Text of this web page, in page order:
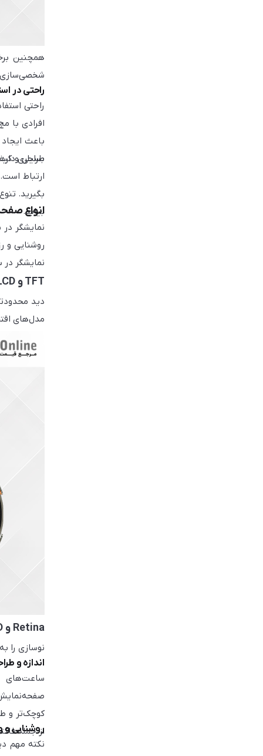
همچنین
شخصی‌سازی
راحتی در
راحتی
افرادی با
باعث
بسیاری
طراحی و
ارتباط
بگیرید.
بیابد.
انواع
نمایشگر
روشنایی و
نمایشگر
TFT و LCD
مدل‌های
AMOLED و Super AMOLED
پیکسل‌ها
Retina و LTPO OLED
نوسازی را
اندازه و
از جمله
روشنایی